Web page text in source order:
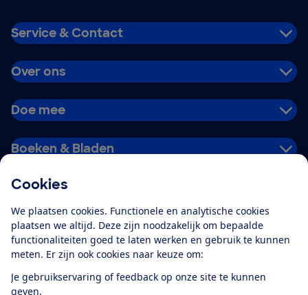
Cookies
We plaatsen cookies. Functionele en analytische cookies
plaatsen we altijd. Deze zijn noodzakelijk om bepaalde
functionaliteiten goed te laten werken en gebruik te kunnen
meten. Er zijn ook cookies naar keuze om:
Je gebruikservaring of feedback op onze site te kunnen
geven.
Service & Contact
Over ons
Doe mee
Boeken & Bladen
Alles over de
app